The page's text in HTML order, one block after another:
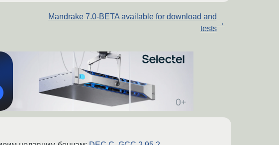
Mandrake 7.0-BETA available for download and
tests
→